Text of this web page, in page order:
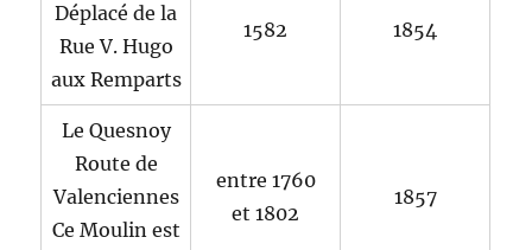
Déplacé de la
Rue V. Hugo
aux Remparts
1582 1854
Le Quesnoy
Route de
Valenciennes
Ce Moulin est
entre 1760
et 1802
1857